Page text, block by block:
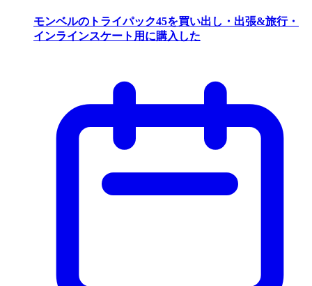
モンベルのトライパック45を買い出し・出張&旅行・
インラインスケート用に購入した